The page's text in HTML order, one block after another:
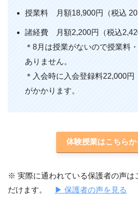
授業料 月額18,900円（税込
諸経費 月額2,200円（税込
＊8月は授業がないので授業料
ありません。
＊入会時に入会登録料22,000円
がかかります。
体験授業はこちらか
※ 実際に通われている保護者の声は
だけます。
▶ 保護者の声を見る